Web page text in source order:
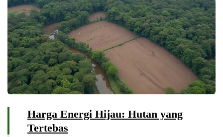
Harga Energi Hijau: Hutan yang
Tertebas